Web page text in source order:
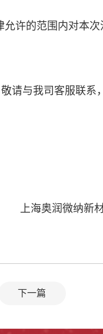
允许的范围内对本次
请与我司客服联系
上海奥润微纳新
下一篇